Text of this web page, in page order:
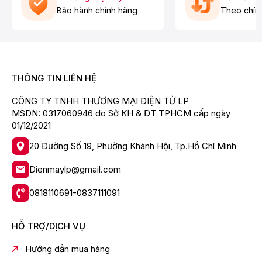
Những vị trí dễ bám bẩn!
bẩn khác nhau tuỳ thuộc vào điều kiện sử dụng.
Bảo hành chính hãng Theo
THÔNG TIN LIÊN HỆ
CÔNG TY TNHH THƯƠNG MẠI ĐIỆN TỬ LP
MSDN: 0317060946 do Sở KH & ĐT TPHCM cấp ngày
01/12/2021
20 Đường Số 19, Phường Khánh Hội, Tp.Hồ Chí Minh
Dienmaylp@gmail.com
0818110691-0837111091
HỖ TRỢ/DỊCH VỤ
Hướng dẫn mua hàng